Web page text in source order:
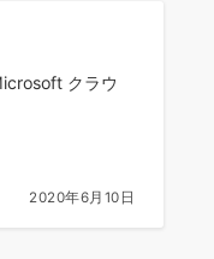
クラウ
2020年6月10日